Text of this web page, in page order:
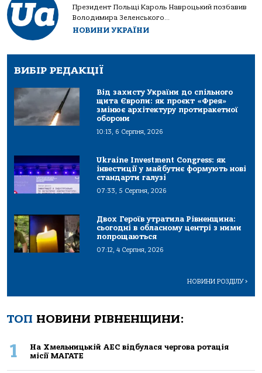
Президент Польщі Кароль Навроцький позбавив
Володимира Зеленського...
НОВИНИ УКРАЇНИ
ВИБІР РЕДАКЦІЇ
Від захисту України до спільного
щита Європи: як проєкт «Фрея»
змінює архітектуру протиракетної
оборони
10:13, 6 Серпня, 2026
Ukraine Investment Congress: як
інвестиції у майбутнє формують нові
стандарти галузі
07:33, 5 Серпня, 2026
Двох Героїв утратила Рівненщина:
сьогодні в обласному центрі з ними
попрощаються
07:12, 4 Серпня, 2026
НОВИНИ РОЗДІЛУ>
ТОП НОВИНИ РІВНЕНЩИНИ:
1
На Хмельницькій АЕС відбулася чергова ротація
місії МАГАТЕ